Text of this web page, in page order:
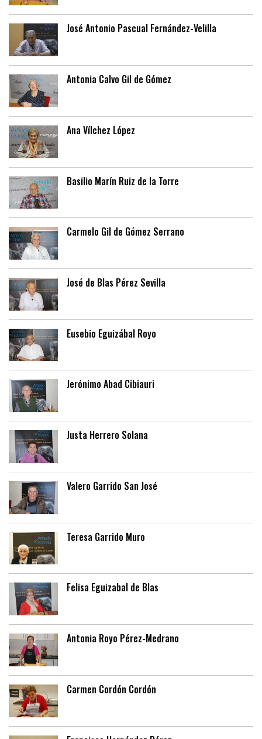
José Antonio Pascual Fernández-Velilla
Antonia Calvo Gil de Gómez
Ana Vílchez López
Basilio Marín Ruiz de la Torre
Carmelo Gil de Gómez Serrano
José de Blas Pérez Sevilla
Eusebio Eguizábal Royo
Jerónimo Abad Cibiauri
Justa Herrero Solana
Valero Garrido San José
Teresa Garrido Muro
Felisa Eguizabal de Blas
Antonia Royo Pérez-Medrano
Carmen Cordón Cordón